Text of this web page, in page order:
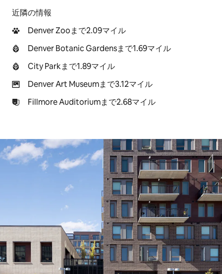
近隣の情報
Denver Zooまで2.09マイル
Denver Botanic Gardensまで1.69マイル
City Parkまで1.89マイル
Denver Art Museumまで3.12マイル
Fillmore Auditoriumまで2.68マイル